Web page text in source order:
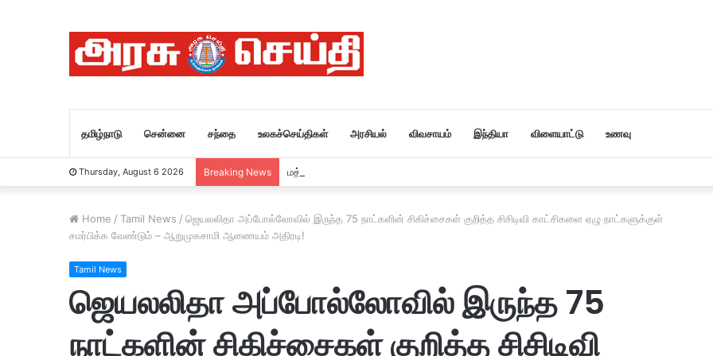
தமிழ்நாடு சென்னை சந்தை உலகச்செய்திகள் அரசியல் விவசாயம் இந்தியா விளையாட்டு உணவு
Thursday, August 6 2026 Breaking News மத்திய அமைச்சர் அமித்ஷா தமிழகம் வருகை….
Home / Tamil News / ஜெயலலிதா அப்போல்லோவில் இருந்த 75 நாட்களின் சிகிச்சைகள் குறித்த சிசிடிவி காட்சிகளை ஏழு நாட்களுக்குள்
சமர்பிக்க வேண்டும் – ஆறுமுகசாமி ஆணையம் அதிரடி!
Tamil News
ஜெயலலிதா அப்போல்லோவில் இருந்த 75
நாட்களின் சிகிச்சைகள் குறித்த சிசிடிவி